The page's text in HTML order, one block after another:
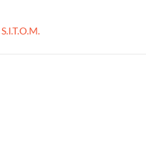
S.I.T.O.M.